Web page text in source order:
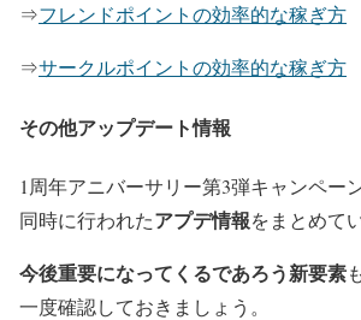
⇒フレンドポイントの効率的な稼ぎ方
⇒サークルポイントの効率的な稼ぎ方
その他アップデート情報
1周年アニバーサリー第3弾キャンペー
同時に行われたアプデ情報をまとめて
今後重要になってくるであろう新要素
一度確認しておきましょう。